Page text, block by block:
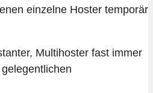
einzelne Hoster temporär
Multihoster fast immer